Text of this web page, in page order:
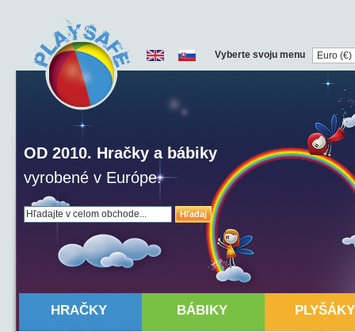
Hľadaj
OD 2010. Hračky a bábiky
vyrobené v Európe.
Vyberte svoju menu
HRAČKY BÁBIKY PLYŠÁKY